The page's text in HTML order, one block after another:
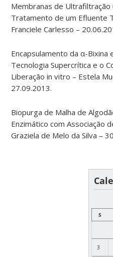
Membranas de Ultrafiltração
Tratamento de um Efluente
Franciele Carlesso –
Encapsulamento da α-Bixina
Tecnologia Supercrítica e o
Liberação in vitro – Estela
27.09.2013.
Biopurga de Malha de
Enzimático com Associação
Graziela de Melo da Silva –
S
3